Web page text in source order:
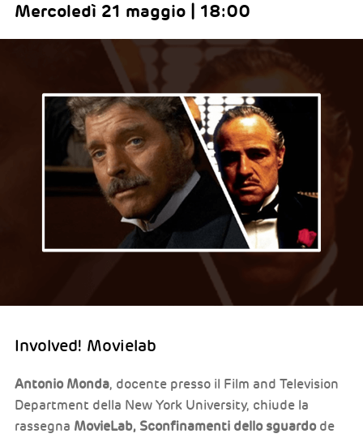
Mercoledì 21 maggio | 18:00
Involved! Movielab
Antonio Monda, docente presso il Film and Television
Department della New York University, chiude la
rassegna MovieLab, Sconfinamenti dello sguardode